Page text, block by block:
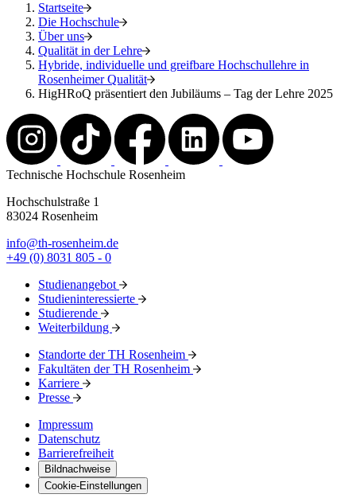
Startseite
Die Hochschule
Über uns
Qualität in der Lehre
Hybride, individuelle und greifbare Hochschullehre in
Rosenheimer Qualität
HigHRoQ präsentiert den Jubiläums – Tag der Lehre 2025
Technische Hochschule Rosenheim
Hochschulstraße 1
83024 Rosenheim
info@th-rosenheim.de
+49 (0) 8031 805 - 0
Studienangebot
Studieninteressierte
Studierende
Weiterbildung
Standorte der TH Rosenheim
Fakultäten der TH Rosenheim
Karriere
Presse
Impressum
Datenschutz
Barrierefreiheit
Bildnachweise
Cookie-Einstellungen